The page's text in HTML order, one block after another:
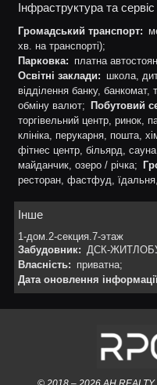
Інфраструктура та сервіс
Громадський транспорт:
хв. на транспорті);
Парковка: платна
Освітні заклади: школа,
відділення банку,
обміну валют;
Побутовий
торгівельний центр, ринок,
клініка, перукарня, пошта,
фітнес центр, більярд,
майданчик, озеро / річка;
ресторан, фастфуд,
Інше
1-дом.2-секция.7-этаж
Забудовник: ДСК-
Власність: приватна;
Дата оновлення
© 2018 – 2026 АН REALTY